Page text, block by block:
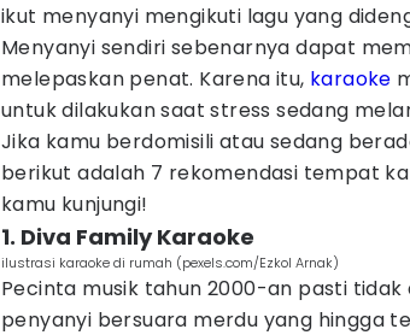
ikut menyanyi mengikuti lagu yang
Menyanyi sendiri sebenarnya dapat
melepaskan penat. Karena itu, karaoke
untuk dilakukan saat stress sedang
Jika kamu berdomisili atau sedang
berikut adalah 7 rekomendasi tempat
kamu kunjungi!
1. Diva Family Karaoke
ilustrasi karaoke di rumah (pexels.com/Ezkol Arnak)
Pecinta musik tahun 2000-an pasti tidak
penyanyi bersuara merdu yang hingga